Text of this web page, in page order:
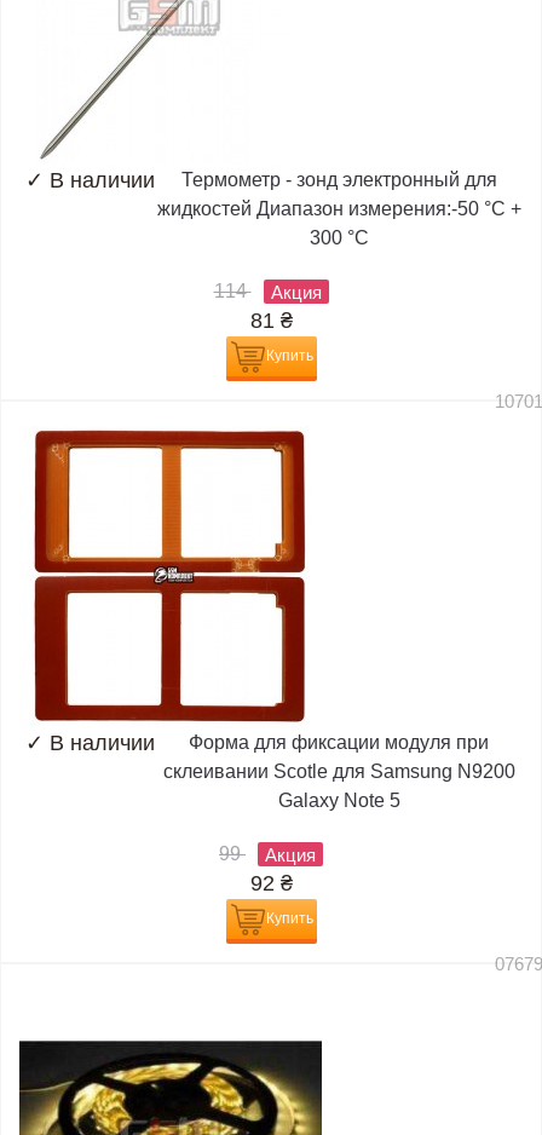
✓ В наличии
Термометр - зонд электронный для
жидкостей Диапазон измерения:-50 °C +
300 °C
114 Акция
81 ₴
Купить
✓ В наличии
Форма для фиксации модуля при
склеивании Scotle для Samsung N9200
Galaxy Note 5
99 Акция
92 ₴
Купить